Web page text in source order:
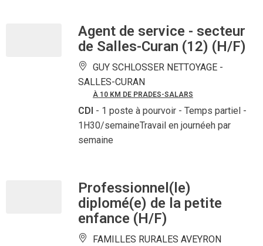
Agent de service - secteur
de Salles-Curan (12) (H/F)
GUY SCHLOSSER NETTOYAGE -
SALLES-CURAN
À 10 KM DE PRADES-SALARS
CDI - 1 poste à pourvoir - Temps partiel -
1H30/semaineTravail en journéeh par
semaine
Professionnel(le)
diplomé(e) de la petite
enfance (H/F)
FAMILLES RURALES AVEYRON